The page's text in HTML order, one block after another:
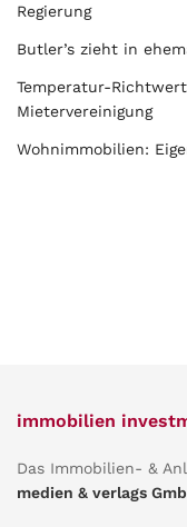
Regierung
Butler’s zieht in
Temperatur-
Mietervereinigung
Wohnimmobilien:
immobilien
Das Immobilien- &
medien & verlags